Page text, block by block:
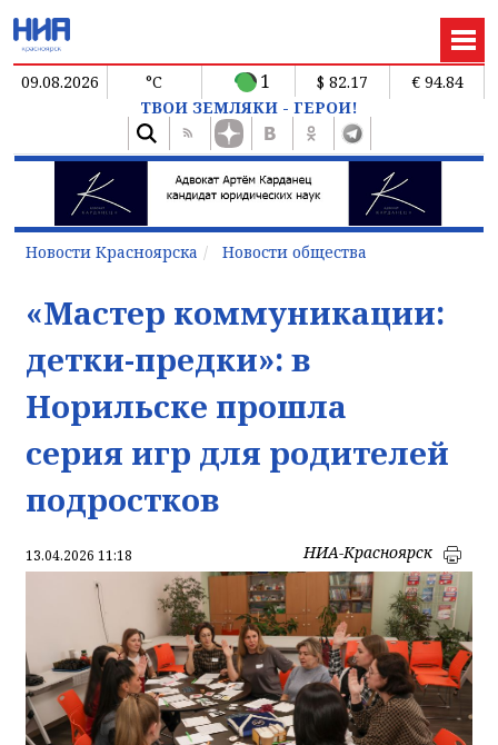
09.08.2026 °C 1 $ 82.17
€ 94.84
ТВОИ ЗЕМЛЯКИ - ГЕРОИ!
Новости Красноярска Новости общества
«Мастер коммуникации:
детки-предки»: в
Норильске прошла
серия игр для родителей
подростков
13.04.2026 11:18 НИА-Красноярск